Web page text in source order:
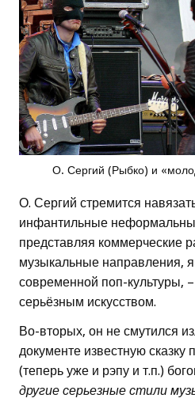
О. Сергий (Рыбко) и
О. Сергий стремится
инфантильные
представляя коммерческие
музыкальные направления,
современной поп-культуры,
серьёзным искусством.
Во-вторых, он не смутился
документе известную сказку
(теперь уже и рэпу и т.п.)
другие серьезные стили